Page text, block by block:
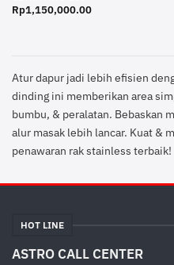
Rp1,150,000.00
Atur dapur jadi lebih efisien
dinding ini memberikan area
bumbu, & peralatan. Bebaskan
alur masak lebih lancar. Kuat &
penawaran rak stainless terbaik!
HOT LINE
ASTRO CALL CENTER